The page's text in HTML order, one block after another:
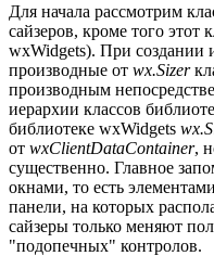
Для начала рассмотрим
сайзеров, кроме того этот
wxWidgets). При создании
производные от wx.Sizer
производным
иерархии классов
библиотеке wxWidgets
от wxClientDataContainer,
существенно. Главное
окнами, то есть
панели, на которых
сайзеры только меняют
"подопечных" контролов.